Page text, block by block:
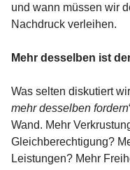
und wann müssen wir
Nachdruck verleihen.
Mehr desselben ist
Was selten diskutiert
mehr desselben fordern
Wand. Mehr
Gleichberechtigung?
Leistungen? Mehr